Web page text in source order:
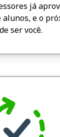
já
alunos, e o
ser você.